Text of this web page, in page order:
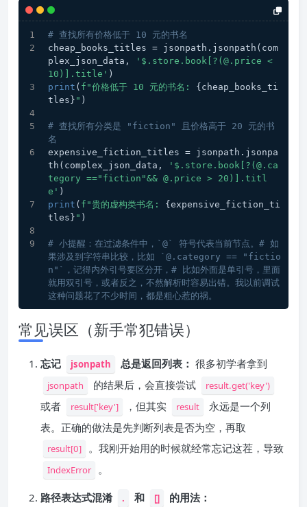
# 查找所有价格低于 10 元的书名
cheap_books_titles = jsonpath.jsonpath(com
plex_json_data,
'$.store.book[?(@.price <
10)].title' )
print ( f"价格低于 10 元的书名: {cheap_books_ti
tles} " )
# 查找所有分类是 "fiction" 且价格高于 20 元的书
名
expensive_fiction_titles = jsonpath.jsonpa
th(complex_json_data,
'$.store.book[?(@.ca
tegory =="fiction"&& @.price > 20)].titl
e' )
print ( f"贵的虚构类书名: {expensive_fiction_ti
tles} " )
# 小提醒：在过滤条件中，`@` 符号代表当前节点。# 如
果涉及到字符串比较，比如 `@.category == "fictio
n"`，记得内外引号要区分开，# 比如外面是单引号，里面
就用双引号，或者反之，不然解析时容易出错。我以前调试
这种问题花了不少时间，都是粗心惹的祸。
常见误区（新手常犯错误）
忘记 jsonpath 总是返回列表： 很多初学者拿到
jsonpath 的结果后，会直接尝试 result.get('key')
或者 result['key'] ，但其实 result
永远是一个列
表。正确的做法是先判断列表是否为空，再取
result[0] 。我刚开始用的时候就经常忘记这茬，导致
IndexError 。
路径表达式混淆 . 和 [] 的用法：